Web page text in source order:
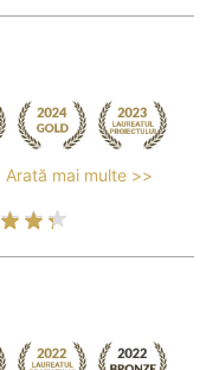
Arată mai multe >>